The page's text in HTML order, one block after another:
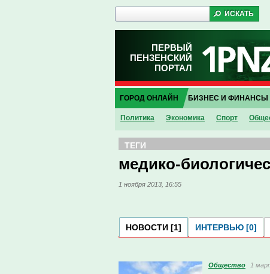
ПЕРВЫЙ
ПЕНЗЕНСКИЙ
ПОРТАЛ
ГОРОД ОНЛАЙН
Политика Экономика Спорт
БИЗНЕС И ФИНАНСЫ
ТЕГИ
медико-
1 ноября 2013, 16:55
НОВОСТИ [1] ИНТЕРВЬЮ [0]
Общество 1